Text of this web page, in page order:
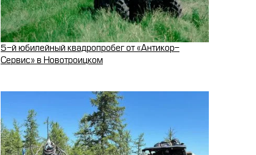
5-й юбилейный квадропробег от «Антикор-
Сервис» в Новотроицком